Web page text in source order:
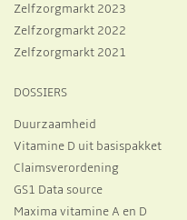
Zelfzorgmarkt 2023
Zelfzorgmarkt 2022
Zelfzorgmarkt 2021
DOSSIERS
Duurzaamheid
Vitamine D uit basispakket
Claimsverordening
GS1 Data source
Maxima vitamine A en D